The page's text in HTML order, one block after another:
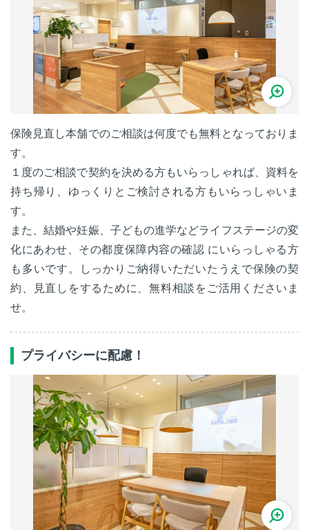
保険見直し本舗でのご相談は何度でも無料となっておりま
す。
１度のご相談で契約を決める方もいらっしゃれば、資料を
持ち帰り、ゆっくりとご検討される方もいらっしゃいま
す。
また、結婚や妊娠、子どもの進学などライフステージの変
化にあわせ、その都度保障内容の確認 にいらっしゃる方
も多いです。しっかりご納得いただいたうえで保険の契
約、見直しをするために、無料相談をご活用くださいま
せ。
プライバシーに配慮！